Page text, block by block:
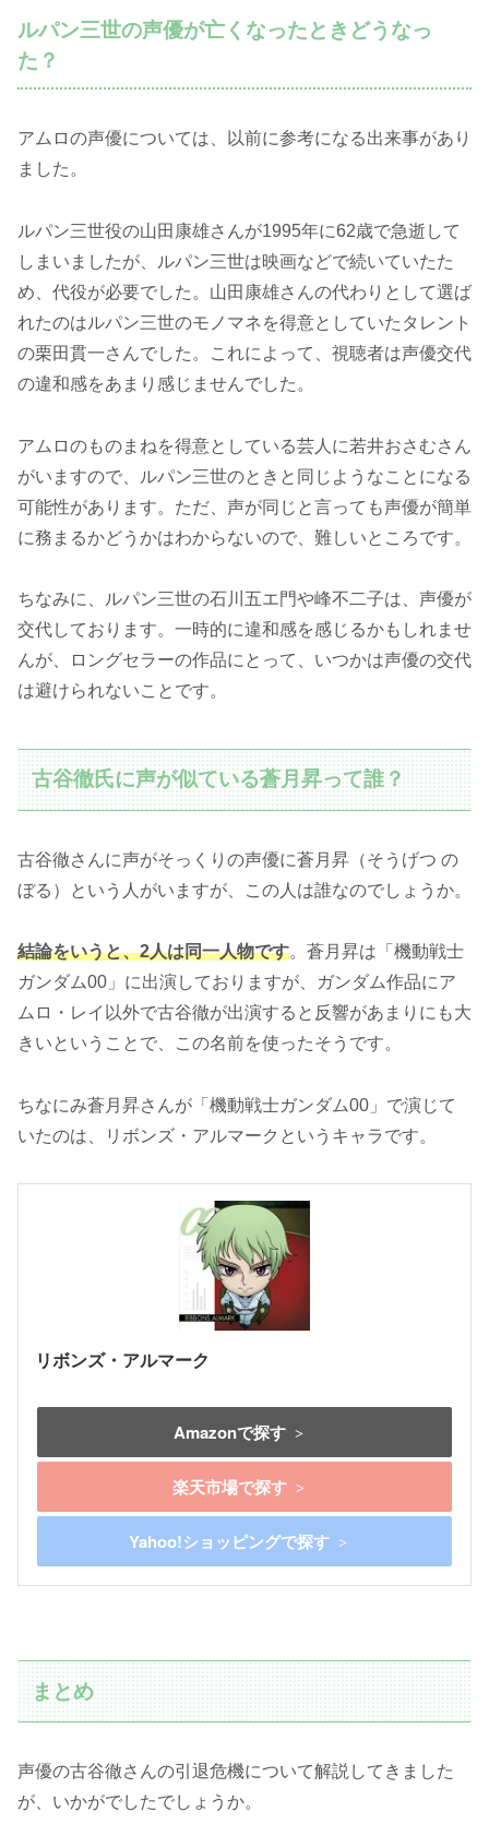
ルパン三世の声優が亡くなったときどうなっ
た？
アムロの声優については、以前に参考になる出来事があり
ました。
ルパン三世役の山田康雄さんが1995年に62歳で急逝して
しまいましたが、ルパン三世は映画などで続いていたた
め、代役が必要でした。山田康雄さんの代わりとして選ば
れたのはルパン三世のモノマネを得意としていたタレント
の栗田貫一さんでした。これによって、視聴者は声優交代
の違和感をあまり感じませんでした。
アムロのものまねを得意としている芸人に若井おさむさん
がいますので、ルパン三世のときと同じようなことになる
可能性があります。ただ、声が同じと言っても声優が簡単
に務まるかどうかはわからないので、難しいところです。
ちなみに、ルパン三世の石川五エ門や峰不二子は、声優が
交代しております。一時的に違和感を感じるかもしれませ
んが、ロングセラーの作品にとって、いつかは声優の交代
は避けられないことです。
古谷徹氏に声が似ている蒼月昇って誰？
古谷徹さんに声がそっくりの声優に蒼月昇（そうげつ の
ぼる）という人がいますが、この人は誰なのでしょうか。
結論をいうと、2人は同一人物です。蒼月昇は「機動戦士
ガンダム00」に出演しておりますが、ガンダム作品にア
ムロ・レイ以外で古谷徹が出演すると反響があまりにも大
きいということで、この名前を使ったそうです。
ちなにみ蒼月昇さんが「機動戦士ガンダム00」で演じて
いたのは、リボンズ・アルマークというキャラです。
リボンズ・アルマーク
Amazonで探す
楽天市場で探す
Yahoo!ショッピングで探す
まとめ
声優の古谷徹さんの引退危機について解説してきました
が、いかがでしたでしょうか。